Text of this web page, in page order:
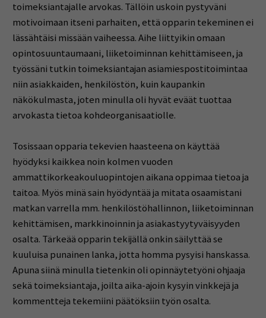
toimeksiantajalle arvokas. Tällöin uskoin pystyväni
motivoimaan itseni parhaiten, että opparin tekeminen ei
lässähtäisi missään vaiheessa. Aihe liittyikin omaan
opintosuuntaumaani, liiketoiminnan kehittämiseen, ja
työssäni tutkin toimeksiantajan asiamiespostitoimintaa
niin asiakkaiden, henkilöstön, kuin kaupankin
näkökulmasta, joten minulla oli hyvät eväät tuottaa
arvokasta tietoa kohdeorganisaatiolle.
Tosissaan opparia tekevien haasteena on käyttää
hyödyksi kaikkea noin kolmen vuoden
ammattikorkeakouluopintojen aikana oppimaa tietoa ja
taitoa. Myös minä sain hyödyntää ja mitata osaamistani
matkan varrella mm. henkilöstöhallinnon, liiketoiminnan
kehittämisen, markkinoinnin ja asiakastyytyväisyyden
osalta. Tärkeää opparin tekijällä onkin säilyttää se
kuuluisa punainen lanka, jotta homma pysyisi hanskassa.
Apuna siinä minulla tietenkin oli opinnäytetyöni ohjaaja
sekä toimeksiantaja, joilta aika-ajoin kysyin vinkkejä ja
kommentteja tekemiini päätöksiin työn osalta.